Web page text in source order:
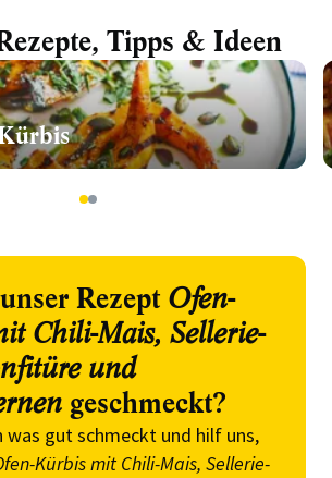
Tipps & Ideen
12
Rezept Ofen-
Chili-Mais, Sellerie-
und
geschmeckt?
was gut schmeckt und hilf uns,
Kürbis mit Chili-Mais, Sellerie-